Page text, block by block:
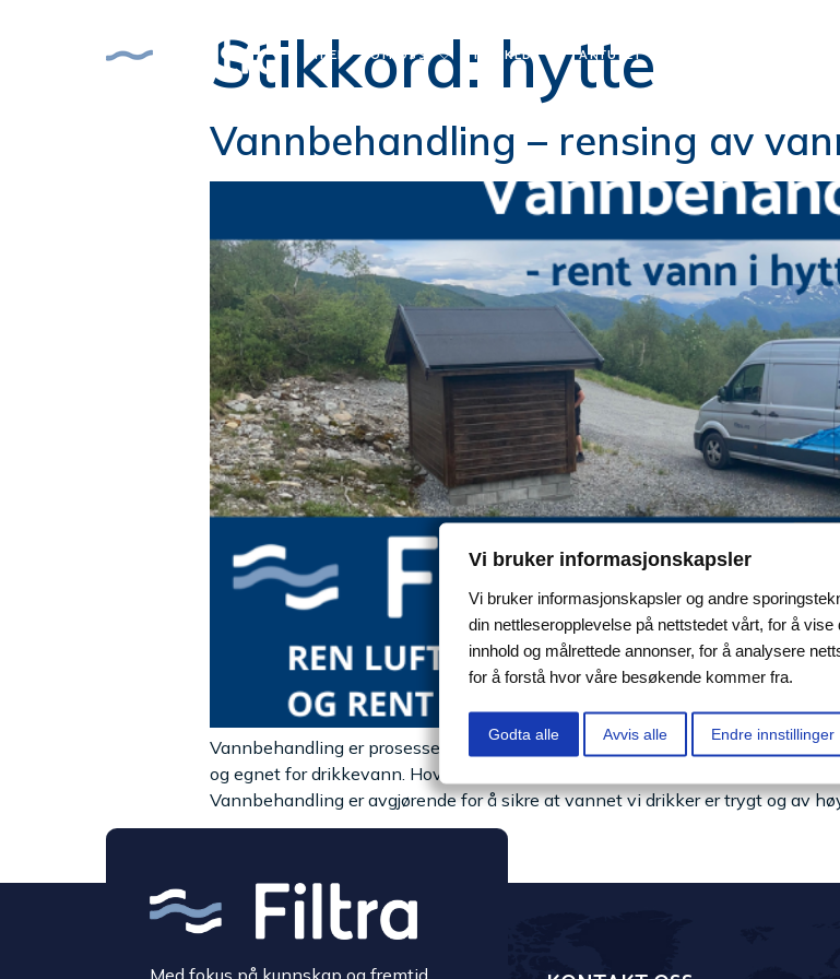
Vi bruker informasjonskapsler
Vi bruker informasjonskapsler og andre
din nettleseropplevelse på nettstedet vårt, for å vise
innhold og målrettede annonser, for å analysere
for å forstå hvor våre besøkende kommer fra.
Godta alle Avvis alle Endre innstillinger
HJEM OM OSS MARKED AKTUELT
Stikkord: hytte
Vannbehandling – rensing av
Vannbehandling er prosessen der råvann fra naturlige kilder, som
og egnet for drikkevann. Hovedmålene med vannbehandling er å fjerne
Vannbehandling er avgjørende for å sikre at vannet vi drikker er trygt og av
Med fokus på kunnskap og fremtid.